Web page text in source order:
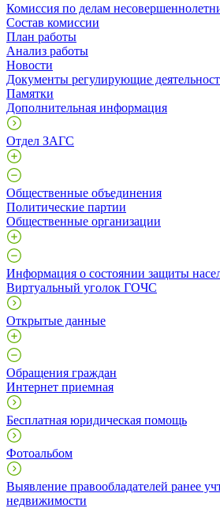
Комиссия по делам
Состав комиссии
План работы
Анализ работы
Новости
Документы регулирующие
Памятки
Дополнительная информация
Отдел ЗАГС
Общественные объединения
Политические партии
Общественные организации
Информация о состоянии защиты
Виртуальный уголок ГОЧС
Открытые данные
Обращения граждан
Интернет приемная
Бесплатная юридическая помощь
Фотоальбом
Выявление правообладателей ранее
недвижимости